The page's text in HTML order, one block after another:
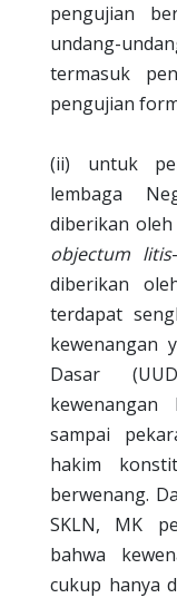
pengujian
undang-
termasuk
pengujian
(ii) untuk
lembaga
diberikan oleh
objectum litis
diberikan
terdapat
kewenangan
Dasar
sampai
hakim
berwenang.
SKLN, MK
bahwa
cukup hanya